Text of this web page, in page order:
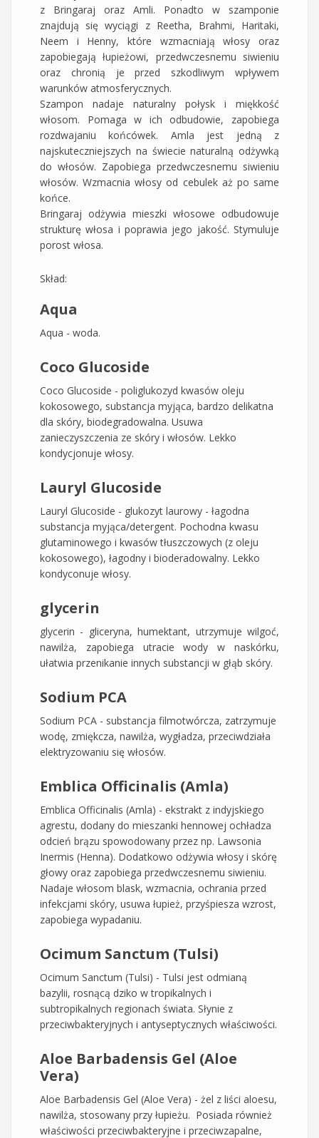
z Bringaraj oraz Amli. Ponadto w szamponie
znajdują się wyciągi z Reetha, Brahmi, Haritaki,
Neem i Henny, które wzmacniają włosy oraz
zapobiegają łupieżowi, przedwczesnemu siwieniu
oraz chronią je przed szkodliwym wpływem
warunków atmosferycznych.
Szampon nadaje naturalny połysk i miękkość
włosom. Pomaga w ich odbudowie, zapobiega
rozdwajaniu końcówek. Amla jest jedną z
najskuteczniejszych na świecie naturalną odżywką
do włosów. Zapobiega przedwczesnemu siwieniu
włosów. Wzmacnia włosy od cebulek aż po same
końce.
Bringaraj odżywia mieszki włosowe odbudowuje
strukturę włosa i poprawia jego jakość. Stymuluje
porost włosa.
Skład:
Aqua
Aqua - woda.
Coco Glucoside
Coco Glucoside - poliglukozyd kwasów oleju
kokosowego, substancja myjąca, bardzo delikatna
dla skóry, biodegradowalna. Usuwa
zanieczyszczenia ze skóry i włosów. Lekko
kondycjonuje włosy.
Lauryl Glucoside
Lauryl Glucoside - glukozyt laurowy - łagodna
substancja myjąca/detergent. Pochodna kwasu
glutaminowego i kwasów tłuszczowych (z oleju
kokosowego), łagodny i bioderadowalny. Lekko
kondyconuje włosy.
glycerin
glycerin - gliceryna, humektant, utrzymuje wilgoć,
nawilża, zapobiega utracie wody w naskórku,
ułatwia przenikanie innych substancji w głąb skóry.
Sodium PCA
Sodium PCA - substancja filmotwórcza, zatrzymuje
wodę, zmiękcza, nawilża, wygładza, przeciwdziała
elektryzowaniu się włosów.
Emblica Officinalis (Amla)
Emblica Officinalis (Amla) - ekstrakt z indyjskiego
agrestu, dodany do mieszanki hennowej ochładza
odcień brązu spowodowany przez np. Lawsonia
Inermis (Henna). Dodatkowo odżywia włosy i skórę
głowy oraz zapobiega przedwczesnemu siwieniu.
Nadaje włosom blask, wzmacnia, ochrania przed
infekcjami skóry, usuwa łupież, przyśpiesza wzrost,
zapobiega wypadaniu.
Ocimum Sanctum (Tulsi)
Ocimum Sanctum (Tulsi) - Tulsi jest odmianą
bazylii, rosnącą dziko w tropikalnych i
subtropikalnych regionach świata. Słynie z
przeciwbakteryjnych i antyseptycznych właściwości.
Aloe Barbadensis Gel (Aloe
Vera)
Aloe Barbadensis Gel (Aloe Vera) - żel z liści aloesu,
nawilża, stosowany przy łupieżu. Posiada również
właściwości przeciwbakteryjne i przeciwzapalne,